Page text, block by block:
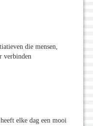
die mensen,
verbinden
elke dag een mooi